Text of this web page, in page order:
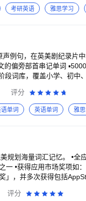
组队打卡分享，让进步随
考研英语 雅思学习
声例句，在英美剧纪录片
的偏旁部首串记单词
段词库，覆盖小学、初中
重点学 ▪考点标记，加粗
复习，高效抗遗忘 ▪原声例
的用法，理解了才好记
单 ▪200000五星好评 ▶不背成长关爱热线 ▪不背单
与反馈 ▪微博/公众号：不
评分
单词 英语单词 雅
超过3亿下载总量 •最受考研用户欢迎的背单词A
米奖」、VIV
多次获得包括AppStore在内的
的间隔重复规划系统框架，
评分